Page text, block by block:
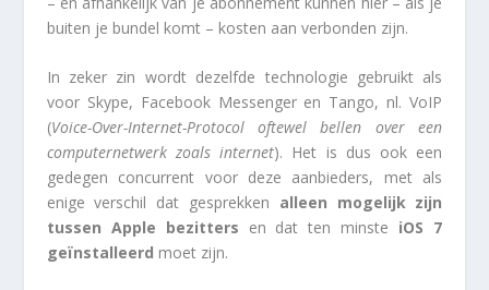
buiten je bundel komt – kosten aan verbonden zijn.
In zeker zin wordt dezelfde technologie gebruikt als
voor Skype, Facebook Messenger en Tango, nl. VoIP
(Voice-Over-Internet-Protocol oftewel bellen over een
computernetwerk zoals internet). Het is dus ook een
gedegen concurrent voor deze aanbieders, met als
enige verschil dat gesprekken alleen mogelijk zijn
tussen Apple bezitters en dat ten minste iOS 7
geïnstalleerd moet zijn.